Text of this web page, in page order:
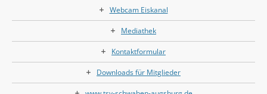
Webcam Eiskanal
Mediathek
Kontaktformular
Downloads für Mitglieder